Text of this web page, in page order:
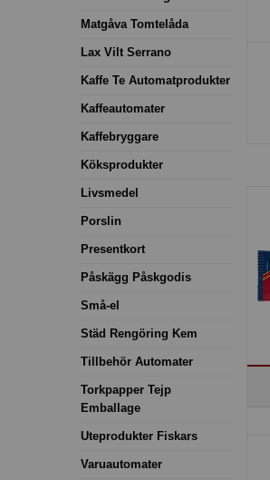
Matgåva Tomtelåda
Lax Vilt Serrano
Kaffe Te Automatprodukter
Kaffeautomater
Kaffebryggare
Köksprodukter
Livsmedel
Porslin
Presentkort
Påskägg Påskgodis
Små-el
Städ Rengöring Kem
Tillbehör Automater
Torkpapper Tejp
Emballage
Uteprodukter Fiskars
Varuautomater